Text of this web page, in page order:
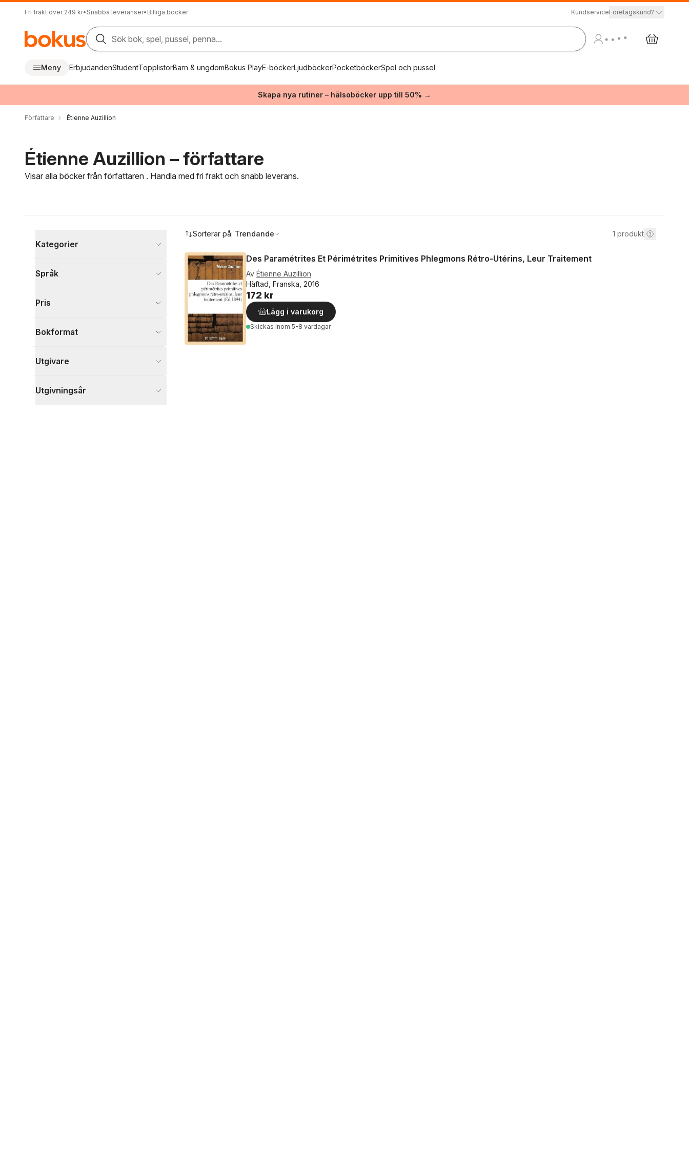
Fri frakt över 249 kr• Snabba leveranser• Billiga böcker KundserviceFöretagskund?
Sök bok, spel, pussel, penna...
Meny ErbjudandenStudentTopplistorBarn & ungdomBokus PlayE-böckerLjudböckerPocketböckerSpel och pussel
Skapa nya rutiner – hälsoböcker upp till 50% →
Författare Étienne Auzillion
Étienne Auzillion – författare
Visar alla böcker från författaren . Handla med fri frakt och snabb leverans.
Kategorier
Visa fler
Språk
Pris
Bokformat
Utgivare
Utgivningsår
Sorterar på: Trendande 1 produkt
Des Paramétrites Et Périmétrites Primitives Phlegmons Rétro-Utérins, Leur Traitement
Av Étienne Auzillion
Häftad, Franska, 2016
172 kr
Lägg i varukorg
Skickas inom 5-8 vardagar